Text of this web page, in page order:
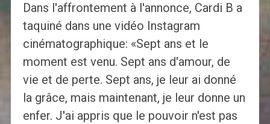
Dans l'affrontement à l'annonce, Cardi B a
taquiné dans une vidéo Instagram
cinématographique: «Sept ans et le
moment est venu. Sept ans d'amour, de
vie et de perte. Sept ans, je leur ai donné
la grâce, mais maintenant, je leur donne un
enfer. J'ai appris que le pouvoir n'est pas